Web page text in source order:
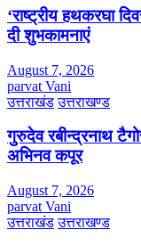
‘राष्ट्रीय हथकरघा
दी शुभकामनाएं
August 7, 2026
parvat Vani
उत्तराखंड उत्तराखण्ड
गुरुदेव रबीन्द्रनाथ
अभिनव कपूर
August 7, 2026
parvat Vani
उत्तराखंड उत्तराखण्ड